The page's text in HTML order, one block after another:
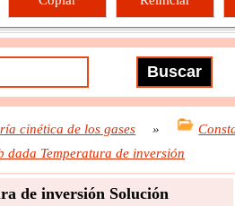
cinética de los gases »
dada Temperatura de inversión
de inversión Solución